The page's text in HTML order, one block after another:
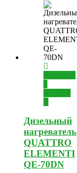
Дизельный
нагреватель
QUATTRO
ELEMENTI
QE-70DN